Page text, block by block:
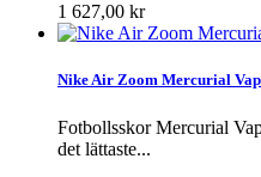
1 627,00 kr
Nike Air Zoom Mercurial
Fotbollsskor Mercurial
det lättaste...